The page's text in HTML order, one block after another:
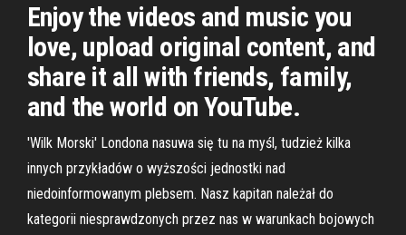
Enjoy the videos and music you
love, upload original content, and
share it all with friends, family,
and the world on YouTube.
'Wilk Morski' Londona nasuwa się tu na myśl, tudzież kilka
innych przykładów o wyższości jednostki nad
niedoinformowanym plebsem. Nasz kapitan należał do
kategorii niesprawdzonych przez nas w warunkach bojowych